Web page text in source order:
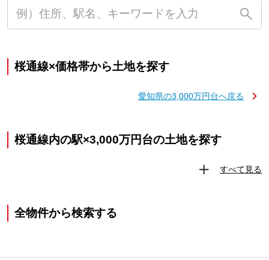
桜通線×価格帯から土地を探す
愛知県の3,000万円台へ戻る
桜通線内の駅×3,000万円台の土地を探す
すべて見る
全物件から検索する